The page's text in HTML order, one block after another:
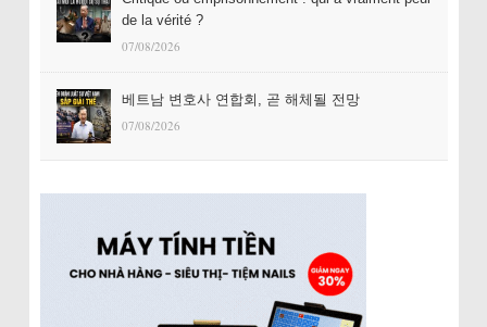
de la vérité ?
07/08/2026
베트남 변호사 연합회, 곧 해체될 전망
07/08/2026